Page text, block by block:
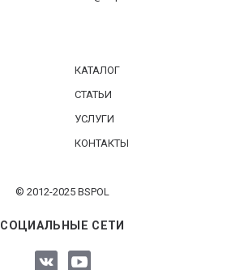
КАТАЛОГ
СТАТЬИ
УСЛУГИ
КОНТАКТЫ
© 2012-2025 BSPOL
СОЦИАЛЬНЫЕ СЕТИ